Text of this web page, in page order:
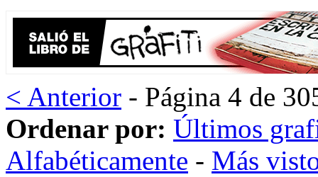
< Anterior - Página 4 de
Ordenar por: Últimos
Alfabéticamente - Más